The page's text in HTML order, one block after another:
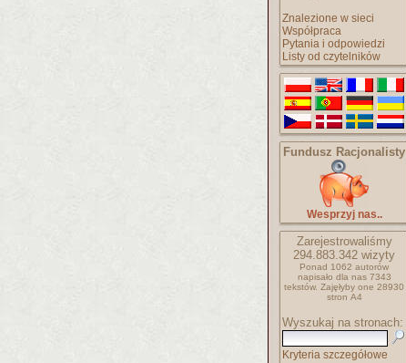
Znalezione w sieci
Współpraca
Pytania i odpowiedzi
Listy od czytelników
Fundusz Racjonalisty
Wesprzyj nas..
Zarejestrowaliśmy
294.883.342 wizyty
Ponad 1062 autorów
napisało dla nas 7343
tekstów. Zajęłyby one 28930
stron A4
Wyszukaj na stronach:
Kryteria szczegółowe